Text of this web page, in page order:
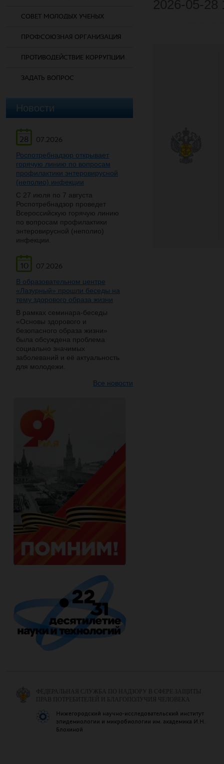
СОВЕТ МОЛОДЫХ УЧЕНЫХ
ПРОФСОЮЗНАЯ ОРГАНИЗАЦИЯ
ПРОТИВОДЕЙСТВИЕ КОРРУПЦИИ
ЗАДАТЬ ВОПРОС
Новости
28
07.2026
Роспотребнадзор открывает
горячую линию по вопросам
профилактики энтеровирусной
(неполио) инфекции
С 27 июля по 7 августа
Роспотребнадзор проведет
Всероссийскую горячую линию
по вопросам профилактики
энтеровирусной (неполио)
инфекции.
10
07.2026
В образовательном центре
«Лазурный» прошли беседы на
тему здорового образа жизни
В рамках семинара-беседы
«Основы здорового и
безопасного образа жизни»
была обсуждена проблема
социально значимых
заболеваний и её актуальность
для молодежи.
Все новости
ФЕДЕРАЛЬНАЯ СЛУЖБА ПО НАДЗОРУ В СФЕРЕ ЗАЩИТЫ
ПРАВ ПОТРЕБИТЕЛЕЙ И БЛАГОПОЛУЧИЯ ЧЕЛОВЕКА
Нижегородский научно-исследовательский институт
эпидемиологии и микробиологии им. академика И.Н.
Блохиной